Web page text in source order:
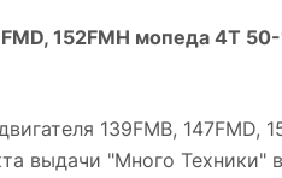
152FMH мопеда 4Т
139FMB,
выдачи "Много